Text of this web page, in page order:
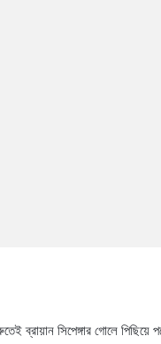
ব্রায়ান সিপেঙ্গার গোলে